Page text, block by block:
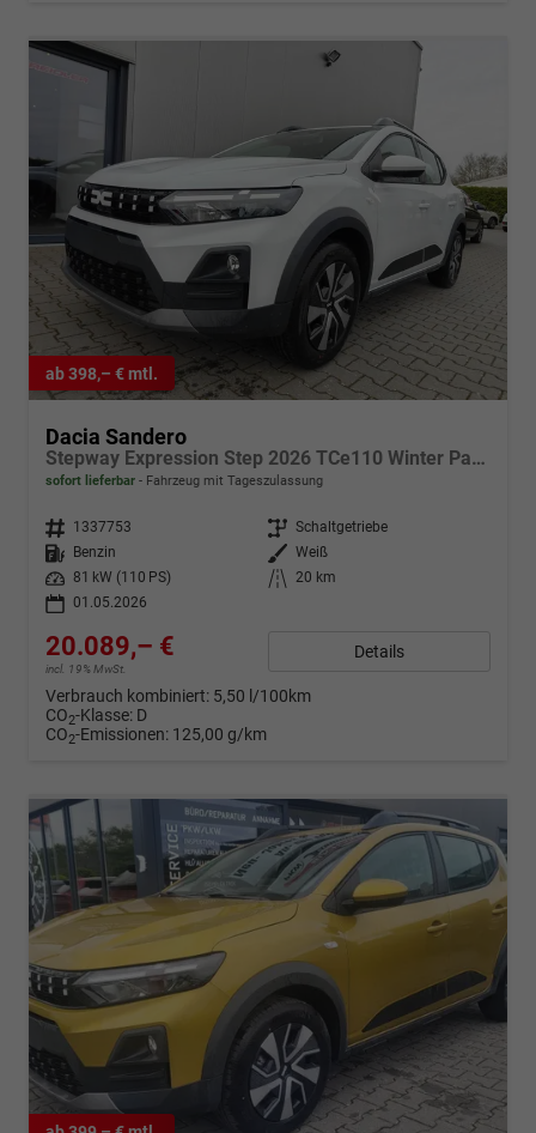
ab 398,– € mtl.
Dacia Sandero
Stepway Expression Step 2026 TCe110 Winter Paket
sofort lieferbar Fahrzeug mit Tageszulassung
Fahrzeugnr. 1337753 Getriebe Schaltgetriebe
Kraftstoff
Benzin Außenfarbe Weiß
Leistung
81 kW (110 PS) Kilometerstand
20 km
01.05.2026
20.089,– €
incl. 19% MwSt.
Details
Verbrauch kombiniert: 5,50 l/100km
CO2-Klasse: D
CO2-Emissionen: 125,00 g/km